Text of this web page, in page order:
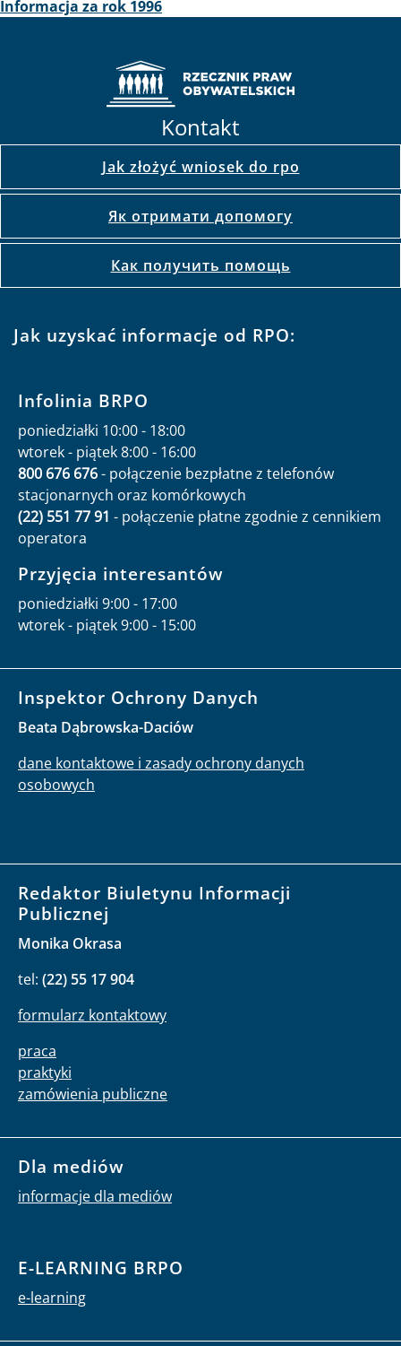
Informacja za rok 1996
Kontakt
Jak złożyć wniosek do rpo
Як отримати допомогу
Как получить помощь
Jak uzyskać informacje od RPO:
Infolinia BRPO
poniedziałki 10:00 - 18:00
wtorek - piątek 8:00 - 16:00
800 676 676- połączenie bezpłatne z telefonów
stacjonarnych oraz komórkowych
(22) 551 77 91 - połączenie płatne zgodnie z cennikiem
operatora
Przyjęcia interesantów
poniedziałki 9:00 - 17:00
wtorek - piątek 9:00 - 15:00
Inspektor Ochrony Danych
Beata Dąbrowska-Daciów
dane kontaktowe i zasady ochrony danych
osobowych
Redaktor Biuletynu Informacji
Publicznej
Monika Okrasa
tel: (22) 55 17 904
formularz kontaktowy
praca
praktyki
zamówienia publiczne
Dla mediów
informacje dla mediów
E-LEARNING BRPO
e-learning